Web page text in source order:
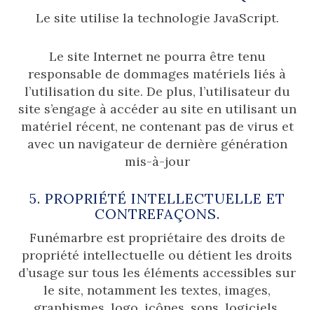
Le site utilise la technologie JavaScript.
Le site Internet ne pourra être tenu
responsable de dommages matériels liés à
l’utilisation du site. De plus, l’utilisateur du
site s’engage à accéder au site en utilisant un
matériel récent, ne contenant pas de virus et
avec un navigateur de dernière génération
mis-à-jour
5. PROPRIÉTÉ INTELLECTUELLE ET
CONTREFAÇONS.
Funémarbre est propriétaire des droits de
propriété intellectuelle ou détient les droits
d’usage sur tous les éléments accessibles sur
le site, notamment les textes, images,